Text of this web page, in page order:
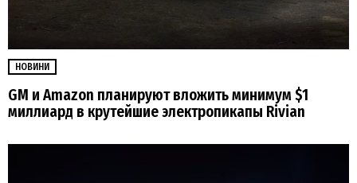
НОВИНИ
GM и Amazon планируют вложить минимум $1
миллиард в крутейшие электропикапы Rivian